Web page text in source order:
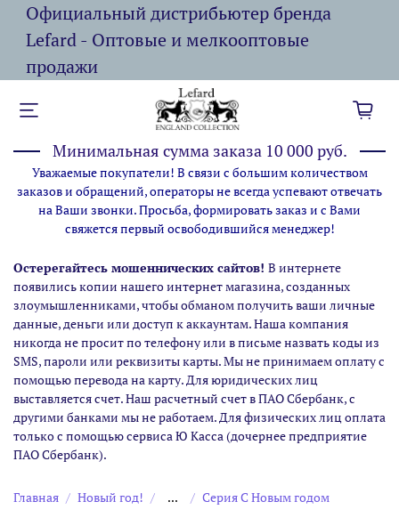
Официальный дистрибьютер бренда
Lefard - Оптовые и мелкооптовые
продажи
Минимальная сумма заказа 10 000 руб.
Уважаемые покупатели! В связи с большим количеством
заказов и обращений, операторы не всегда успевают отвечать
на Ваши звонки. Просьба, формировать заказ и с Вами
свяжется первый освободившийся менеджер!
Остерегайтесь мошеннических сайтов! В интернете
появились копии нашего интернет магазина,созданных
злоумышленниками, чтобы обманом получить ваши личные
данные, деньги или доступ к аккаунтам. Наша компания
никогда не просит по телефону или в письме назвать коды из
SMS, пароли или реквизиты карты. Мы не принимаем оплату с
помощью перевода на карту. Для юридических лиц
выставляется счет. Наш расчетный счет в ПАО Сбербанк, с
другими банками мы не работаем. Для физических лиц оплата
только с помощью сервиса Ю Касса (дочернее предприятие
ПАО Сбербанк).
Главная Новый год! ... Серия С Новым годом